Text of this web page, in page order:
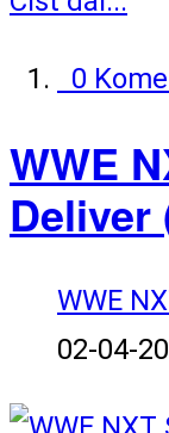
0
WWE
Deliver
WWE
02-04-